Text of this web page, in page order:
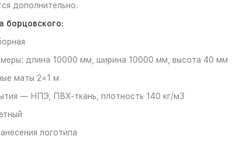
дополнительно.
борцовского:
длина 10000 мм, ширина 10000 мм, высота 40 мм
маты 2×1 м
— НПЭ, ПВХ-ткань, плотность 140 кг/м3
логотипа